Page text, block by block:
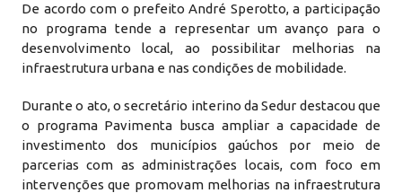
De acordo com o prefeito André Sperotto, a participação
no programa tende a representar um avanço para o
desenvolvimento local, ao possibilitar melhorias na
infraestrutura urbana e nas condições de mobilidade.
Durante o ato, o secretário interino da Sedur destacou que
o programa Pavimenta busca ampliar a capacidade de
investimento dos municípios gaúchos por meio de
parcerias com as administrações locais, com foco em
intervenções que promovam melhorias na infraestrutura